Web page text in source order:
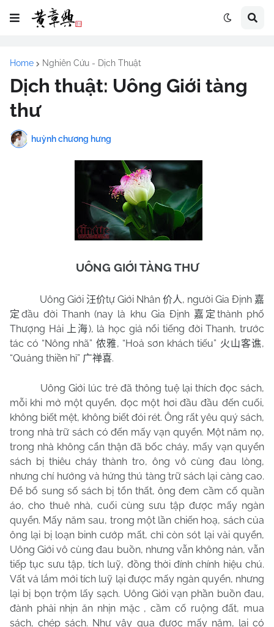
Home Nghiên Cứu - Dịch Thuật
Dịch thuật: Uông Giới tàng
thư
huỳnh chương hưng
UÔNG GIỚI TÀNG THƯ
Uông Giới 汪价tự Giới Nhân 价人, người Gia Định 嘉
定đầu đời Thanh (nay là khu Gia Định 嘉定 thành phố
Thượng Hải
上海), là học giả nổi tiếng đời Thanh, trước
tác có “Nông nhã” 侬雅, “Hoả sơn khách tiếu” 火山客谯,
“Quảng thiền hỉ” 广禅喜.
Uông Giới lúc trẻ đã thông tuệ lại thích đọc sách,
mỗi khi mở một quyển, đọc một hơi đầu đầu đến cuối,
không biết mệt, không biết đói rét. Ông rất yêu quý sách,
trong nhà trữ sách có đến mấy vạn quyển. Một năm nọ,
trong nhà không cẩn thận đã bốc cháy, mấy vạn quyển
sách bị thiêu cháy thành tro, ông vô cùng đau lòng,
nhưng chí hướng và hứng thú tàng trữ sách lại càng cao.
Để bổ sung số sách bị tổn thất, ông đem cầm cố quần
áo, cho thuê nhà, cuối cùng sưu tập được mấy ngàn
quyển. Mấy năm sau, trong một lần chiến hoạ, sách của
ông lại bị loạn binh cướp mất, chỉ còn sót lại vài quyển,
Uông Giới vô cùng đau buồn, nhưng vẫn không nản, vẫn
tiếp tục sưu tập, tích luỹ, đồng thời đính chính hiệu chú.
Vất vả lắm mới tích luỹ lại được mấy ngàn quyển, nhưng
lại bị bọn trộm lấy sạch. Uông Giới vạn phần buồn đau,
đành phải nhịn ăn nhịn mặc , cầm cố ruộng đất, mua
sách, chép sách. Như vậy qua được mấy năm, lại có